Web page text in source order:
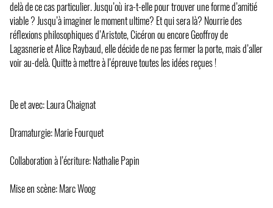
delà de ce cas particulier. Jusqu’où ira-t-elle pour trouver une forme d’amitié
viable ? Jusqu’à imaginer le moment ultime? Et qui sera là? Nourrie des
réflexions philosophiques d’Aristote, Cicéron ou encore Geoffroy de
Lagasnerie et Alice Raybaud, elle décide de ne pas fermer la porte, mais d’aller
voir au-delà. Quitte à mettre à l’épreuve toutes les idées reçues !
De et avec: Laura Chaignat
Dramaturgie: Marie Fourquet
Collaboration à l’écriture: Nathalie Papin
Mise en scène: Marc Woog